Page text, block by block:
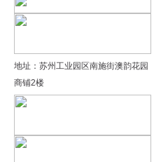
地址：苏州工业园区南施街澳韵花园
商铺2楼